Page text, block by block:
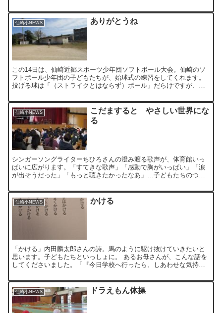
仙崎小NEWS ありがとうね
この14日は、仙崎近郷スポーツ少年団ソフトボール大会。仙崎のソ
フトボール少年団の子どもたちが、始球式の練習をしてくれます。
投げる球は「（ストライクとはならず）ボール」だらけですが、子
仙崎小NEWS
こだますると やさしい世界にな
る
シンガーソングライターちひろさんの澄み渡る歌声が、体育館いっ
ぱいに広がります。「すてきな歌声」「感動で胸がいっぱい」「涙
が出そうだった」「もっと聴きたかったなあ」…子どもたちのつぶ
「王...
仙崎小NEWS かける
「かける」内田麟太郎さんの詩。馬のように駆け抜けていきたいと
思います。子どもたちといっしょに。 あるお母さんが、こんな話を
してくださいました。「『今日学校へ行ったら、しあわせな気持ち
仙崎小NEWS ドラえもん体操